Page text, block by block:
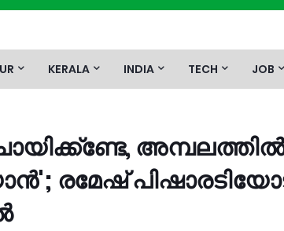
KERALA INDIA TECH JOB
അമ്പലത്തില്‍
രമേഷ്